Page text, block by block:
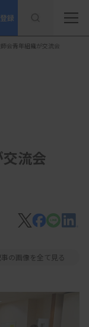
録
会青年組織が交流会
流会
の画像を全て見る